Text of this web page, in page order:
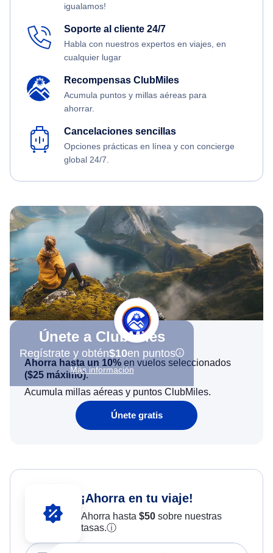
igualamos!
Soporte al cliente 24/7
Habla con nuestros expertos en viajes, en
cualquier lugar
Recompensas ClubMiles
Acumula puntos y millas aéreas para
ahorrar.
Cancelaciones sencillas
Opciones prácticas en línea y con concierge
global 24/7.
Únete a ClubMiles
Regístrate y obtén$10en puntos
Más información
Ahorra hasta un 10% en vuelos seleccionados
($25 máximo).
Acumula millas aéreas y puntos ClubMiles.
Únete gratis
¡Ahorra en tu viaje!
Ahorra hasta $50sobre nuestras
tasas.ⓘ